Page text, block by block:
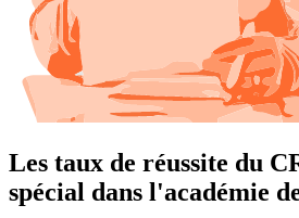
Les taux de réussite du
spécial dans l'académie